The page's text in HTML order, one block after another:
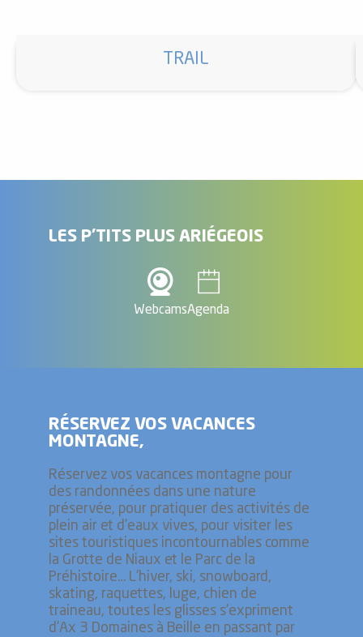
TRAIL
LES P'TITS PLUS ARIÉGEOIS
WebcamsAgenda
RÉSERVEZ VOS VACANCES
MONTAGNE,
Réservez vos vacances montagne pour
des randonnées dans une nature
préservée, pour pratiquer des activités de
plein air et d'eaux vives, pour visiter les
sites touristiques incontournables comme
la Grotte de Niaux et le Parc de la
Préhistoire… L'hiver, ski, snowboard,
skating, raquettes, luge, chien de
traineau, toutes les glisses s'expriment
d'Ax 3 Domaines à Beille en passant par